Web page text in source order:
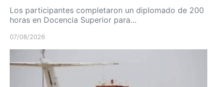
Los participantes completaron un diplomado de 200
horas en Docencia Superior para…
07/08/2026